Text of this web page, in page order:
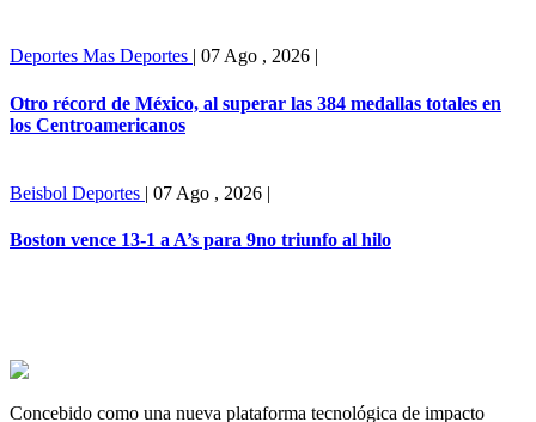
Deportes Mas Deportes | 07 Ago , 2026 |
Otro récord de México, al superar las 384 medallas totales en
los Centroamericanos
Beisbol Deportes | 07 Ago , 2026 |
Boston vence 13-1 a A’s para 9no triunfo al hilo
Concebido como una nueva plataforma tecnológica de impacto